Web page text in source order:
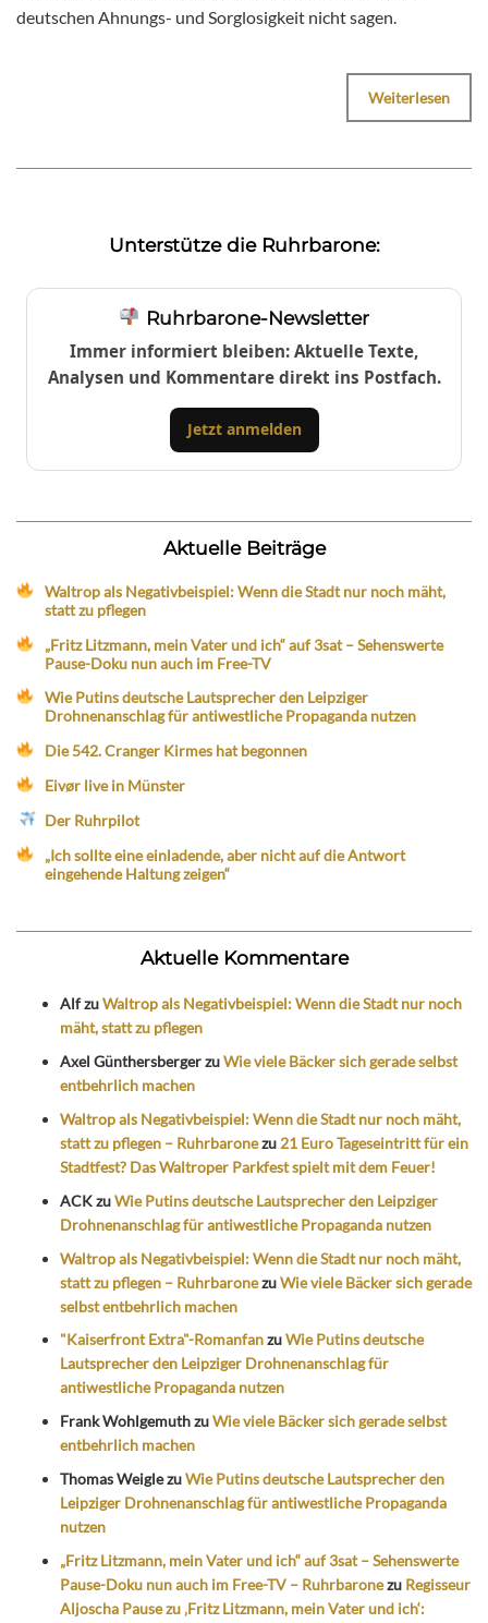
deutschen Ahnungs- und Sorglosigkeit nicht sagen.
Weiterlesen
Unterstütze die Ruhrbarone:
Ruhrbarone-Newsletter
Immer informiert bleiben: Aktuelle Texte,
Analysen und Kommentare direkt ins Postfach.
Jetzt anmelden
Aktuelle Beiträge
Waltrop als Negativbeispiel: Wenn die Stadt nur noch mäht,
statt zu pflegen
„Fritz Litzmann, mein Vater und ich“ auf 3sat – Sehenswerte
Pause-Doku nun auch im Free-TV
Wie Putins deutsche Lautsprecher den Leipziger
Drohnenanschlag für antiwestliche Propaganda nutzen
Die 542. Cranger Kirmes hat begonnen
Eivør live in Münster
Der Ruhrpilot
„Ich sollte eine einladende, aber nicht auf die Antwort
eingehende Haltung zeigen“
Aktuelle Kommentare
AlfzuWaltrop als Negativbeispiel: Wenn die Stadt nur noch
mäht, statt zu pflegen
Axel GünthersbergerzuWie viele Bäcker sich gerade selbst
entbehrlich machen
Waltrop als Negativbeispiel: Wenn die Stadt nur noch mäht,
statt zu pflegen – Ruhrbaronezu 21 Euro Tageseintritt für ein
Stadtfest? Das Waltroper Parkfest spielt mit dem Feuer!
ACKzuWie Putins deutsche Lautsprecher den Leipziger
Drohnenanschlag für antiwestliche Propaganda nutzen
Waltrop als Negativbeispiel: Wenn die Stadt nur noch mäht,
statt zu pflegen – RuhrbaronezuWie viele Bäcker sich gerade
selbst entbehrlich machen
"Kaiserfront Extra"-RomanfanzuWie Putins deutsche
Lautsprecher den Leipziger Drohnenanschlag für
antiwestliche Propaganda nutzen
Frank WohlgemuthzuWie viele Bäcker sich gerade selbst
entbehrlich machen
Thomas WeiglezuWie Putins deutsche Lautsprecher den
Leipziger Drohnenanschlag für antiwestliche Propaganda
nutzen
„Fritz Litzmann, mein Vater und ich“ auf 3sat – Sehenswerte
Pause-Doku nun auch im Free-TV – Ruhrbaronezu Regisseur
Aljoscha Pause zu ‚Fritz Litzmann, mein Vater und ich‘: